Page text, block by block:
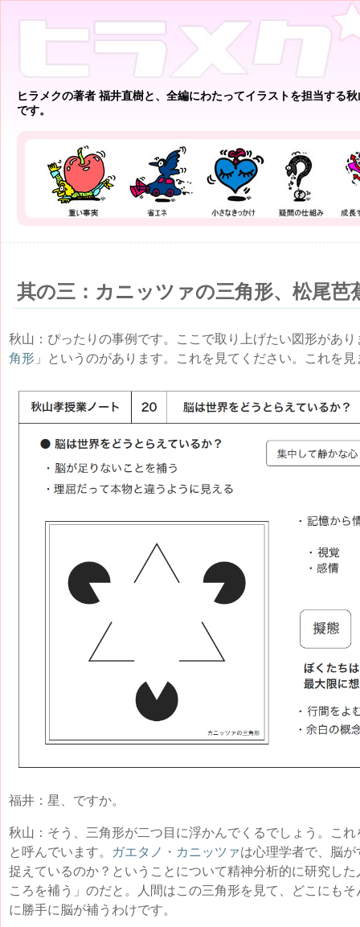
ヒラメクの著者 福井直樹と、全編にわたってイラストを担当する
です。
其の三：カニッツァの三角形、松尾芭
秋山：ぴったりの事例です。ここで取り上げたい図形があ
角形 」というのがあります。これを見てください。これを
福井：星、ですか。
秋山：そう、三角形が二つ目に浮かんでくるでしょう。こ
と呼んでいます。
ガエタノ・カニッツァは心理学者で、脳
捉えているのか？ということについて精神分析的に研究し
ころを補う」のだと。人間はこの三角形を見て、どこにも
に勝手に脳が補うわけです。